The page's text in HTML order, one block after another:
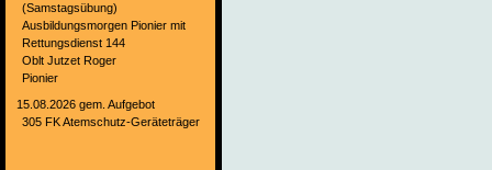
(Samstagsübung)
Ausbildungsmorgen Pionier mit
Rettungsdienst 144
Oblt Jutzet Roger
Pionier
15.08.2026 gem. Aufgebot
305 FK Atemschutz-Geräteträger